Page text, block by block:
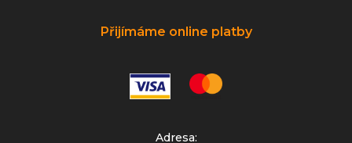
Přijímáme online platby
Adresa: